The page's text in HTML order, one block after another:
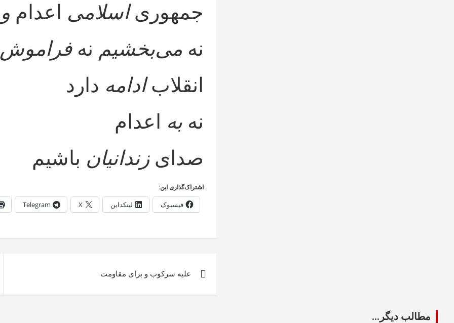
جمهوریاسلامی اعدام و
نه می‌بخشیم نهفراموش
انقلابادامه دارد
نه به اعدام
صدایزندانیان باشیم
اشتراک‌گذاری این:
فیسبوک لینکداین X
Telegram
نوشته
علیه سرکوب و برای مقاومت
مطالب دیگر...